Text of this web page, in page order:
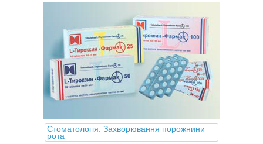
Стоматологія. Захворювання порожнини
рота